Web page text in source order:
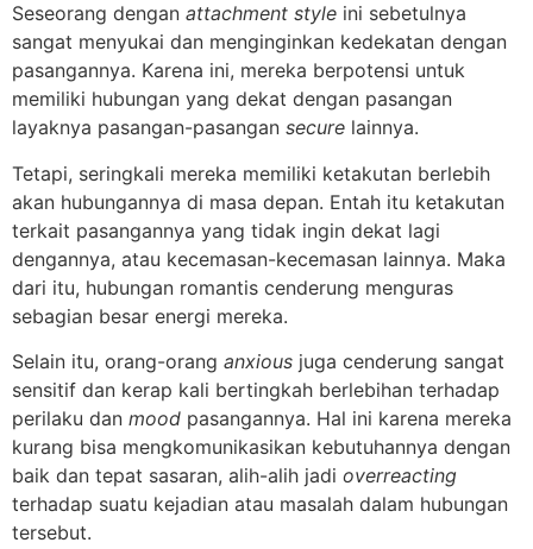
Seseorang dengan attachment style ini sebetulnya
sangat menyukai dan menginginkan kedekatan dengan
pasangannya. Karena ini, mereka berpotensi untuk
memiliki hubungan yang dekat dengan pasangan
layaknya pasangan-pasangan secure lainnya.
Tetapi, seringkali mereka memiliki ketakutan berlebih
akan hubungannya di masa depan. Entah itu ketakutan
terkait pasangannya yang tidak ingin dekat lagi
dengannya, atau kecemasan-kecemasan lainnya. Maka
dari itu, hubungan romantis cenderung menguras
sebagian besar energi mereka.
Selain itu, orang-orang anxious juga cenderung sangat
sensitif dan kerap kali bertingkah berlebihan terhadap
perilaku dan mood pasangannya. Hal ini karena mereka
kurang bisa mengkomunikasikan kebutuhannya dengan
baik dan tepat sasaran, alih-alih jadi overreacting
terhadap suatu kejadian atau masalah dalam hubungan
tersebut.